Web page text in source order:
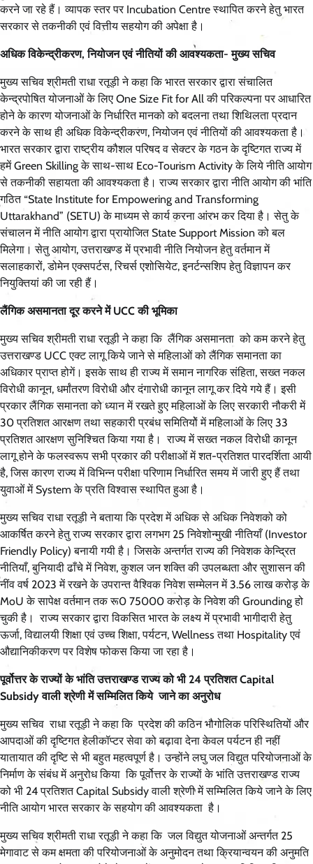
करने जा रहे हैं। व्यापक स्तर पर Incubation Centre स्थापित करने हेतु भारत
सरकार से तकनीकी एवं वित्तीय सहयोग की अपेक्षा है।
अधिक विकेन्द्रीकरण, नियोजन एवं नीतियों की आवश्यकता- मुख्य सचिव
मुख्य सचिव श्रीमती राधा रतूड़ी ने कहा कि भारत सरकार द्वारा संचालित
केन्द्रपोषित योजनाओं के लिए One Size Fit for All की परिकल्पना पर आधारित
होने के कारण योजनाओं के निर्धारित मानको को बदलना तथा शिथिलता प्रदान
करने के साथ ही अधिक विकेन्द्रीकरण, नियोजन एवं नीतियों की आवश्यकता है।
भारत सरकार द्वारा राष्ट्रीय कौशल परिषद व सेक्टर के गठन के दृष्टिगत राज्य में
हमें Green Skilling के साथ-साथ Eco-Tourism Activity के लिये नीति आयोग
से तकनीकी सहायता की आवश्यकता है। राज्य सरकार द्वारा नीति आयोग की भांति
गठित “State Institute for Empowering and Transforming
Uttarakhand” (SETU) के माध्यम से कार्य करना आंरभ कर दिया है। सेतु के
संचालन में नीति आयोग द्वारा प्रायोजित State Support Mission को बल
मिलेगा। सेतु आयोग, उत्तराखण्ड में प्रभावी नीति नियोजन हेतु वर्तमान में
सलाहकारों, डोमेन एक्सपर्टस, रिचर्स एशोसियेट, इनर्टन्सशिप हेतु विज्ञापन कर
नियुक्तियां की जा रही हैं।
लैंगिक असमानता दूर करने में UCC की भूमिका
मुख्य सचिव श्रीमती राधा रतूड़ी ने कहा कि लैंगिक असमानता को कम करने हेतु
उत्तराखण्ड UCC एक्ट लागू किये जाने से महिलाओं को लैंगिक समानता का
अधिकार प्राप्त होगें। इसके साथ ही राज्य में समान नागरिक संहिता, सख्त नकल
विरोधी कानून, धर्मांतरण विरोधी और दंगारोधी कानून लागू कर दिये गये हैं। इसी
प्रकार लैंगिक समानता को ध्यान में रखते हुए महिलाओं के लिए सरकारी नौकरी में
30 प्रतिशत आरक्षण तथा सहकारी प्रबंध समितियों में महिलाओं के लिए 33
प्रतिशत आरक्षण सुनिश्चित किया गया है। राज्य में सख्त नकल विरोधी कानून
लागू होने के फलस्वरूप सभी प्रकार की परीक्षाओं में शत-प्रतिशत पारदर्शिता आयी
है, जिस कारण राज्य में विभिन्न परीक्षा परिणाम निर्धारित समय में जारी हुए हैं तथा
युवाओं में System के प्रति विश्वास स्थापित हुआ है।
मुख्य सचिव राधा रतूड़ी ने बताया कि प्रदेश में अधिक से अधिक निवेशको को
आकर्षित करने हेतु राज्य सरकार द्वारा लगभग 25 निवेशोन्मुखी नीतियाँ (Investor
Friendly Policy) बनायी गयी है। जिसके अन्तर्गत राज्य की निवेशक केन्द्रित
नीतियाँ, बुनियादी ढाँचे में निवेश, कुशल जन शक्ति की उपलब्धता और सुशासन की
नींव वर्ष 2023 में रखने के उपरान्त वैश्विक निवेश सम्मेलन में 3.56 लाख करोड़ के
MoU के सापेक्ष वर्तमान तक रू0 75000 करोड़ के निवेश की Grounding हो
चुकी है। राज्य सरकार द्वारा विकसित भारत के लक्ष्य में प्रभावी भागीदारी हेतु
ऊर्जा, विद्यालयी शिक्षा एवं उच्च शिक्षा, पर्यटन, Wellness तथा Hospitality एवं
औद्यानिकीकरण पर विशेष फोकस किया जा रहा है।
पूर्वोत्तर के राज्यों के भांति उत्तराखण्ड राज्य को भी 24 प्रतिशत Capital
Subsidy वाली श्रेणी में सम्मिलित किये जाने का अनुरोध
मुख्य सचिव राधा रतूड़ी ने कहा कि प्रदेश की कठिन भौगोलिक परिस्थितियों और
आपदाओं की दृष्टिगत हेलीकॉप्टर सेवा को बढ़ावा देना केवल पर्यटन ही नहीं
यातायात की दृष्टि से भी बहुत महत्वपूर्ण है। उन्होंने लघु जल विद्युत परियोजनाओं के
निर्माण के संबंध में अनुरोध किया कि पूर्वोत्तर के राज्यों के भांति उत्तराखण्ड राज्य
को भी 24 प्रतिशत Capital Subsidy वाली श्रेणी में सम्मिलित किये जाने के लिए
नीति आयोग भारत सरकार के सहयोग की आवश्यकता है।
मुख्य सचिव श्रीमती राधा रतूड़ी ने कहा कि जल विद्युत योजनाओं अन्तर्गत 25
मेगावाट से कम क्षमता की परियोजनाओं के अनुमोदन तथा क्रियान्वयन की अनुमति